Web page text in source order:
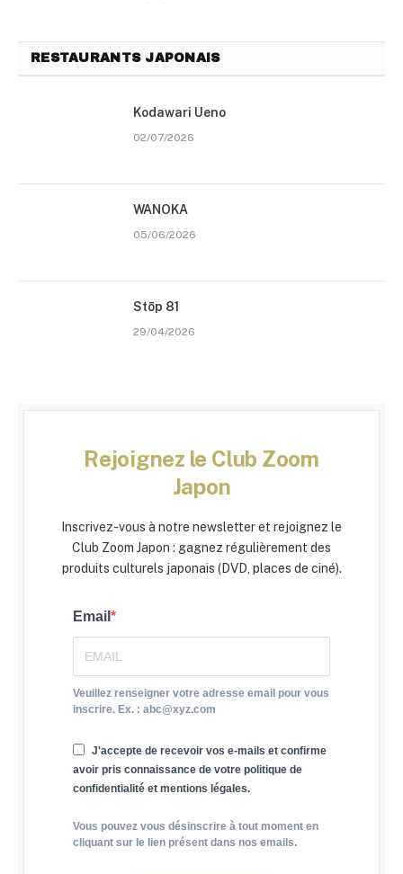
RESTAURANTS JAPONAIS
Kodawari Ueno
02/07/2026
WANOKA
05/06/2026
Stōp 81
29/04/2026
Rejoignez le Club Zoom
Japon
Inscrivez-vous à notre newsletter et rejoignez le
Club Zoom Japon : gagnez régulièrement des
produits culturels japonais (DVD, places de ciné).
Email
Veuillez renseigner votre adresse email pour vous
inscrire. Ex. : abc@xyz.com
J'accepte de recevoir vos e-mails et confirme
avoir pris connaissance de votre politique de
confidentialité et mentions légales.
Vous pouvez vous désinscrire à tout moment en
cliquant sur le lien présent dans nos emails.